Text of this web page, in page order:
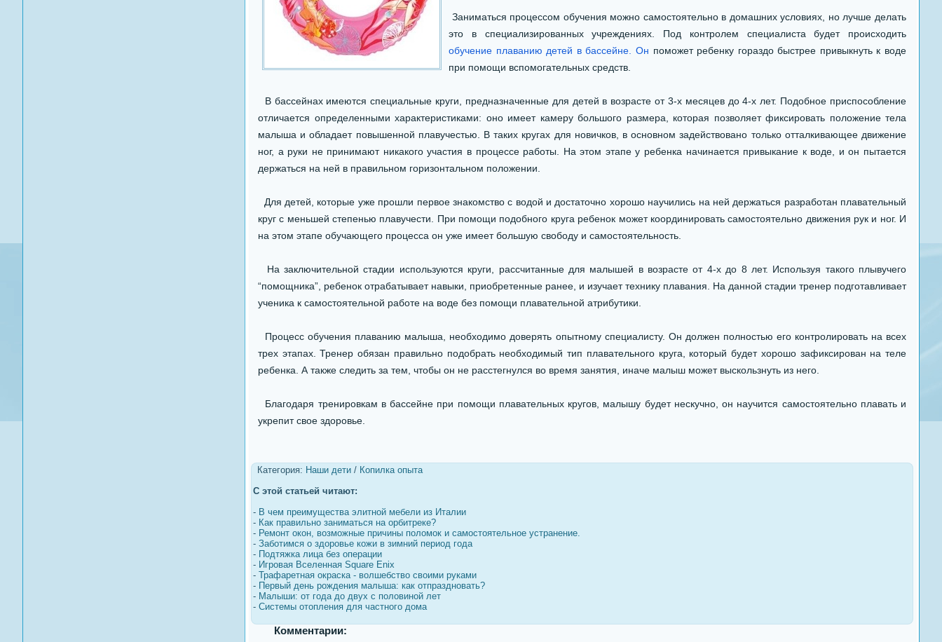
Заниматься процессом обучения можно самостоятельно в домашних условиях, но лучше делать
это в специализированных учреждениях. Под контролем специалиста будет происходить
обучение плаванию детей в бассейне. Он поможет ребенку гораздо быстрее привыкнуть к воде
при помощи вспомогательных средств.
В бассейнах имеются специальные круги, предназначенные для детей в возрасте от 3-х месяцев до 4-х лет. Подобное приспособление
отличается определенными характеристиками: оно имеет камеру большого размера, которая позволяет фиксировать положение тела
малыша и обладает повышенной плавучестью. В таких кругах для новичков, в основном задействовано только отталкивающее движение
ног, а руки не принимают никакого участия в процессе работы. На этом этапе у ребенка начинается привыкание к воде, и он пытается
держаться на ней в правильном горизонтальном положении.
Для детей, которые уже прошли первое знакомство с водой и достаточно хорошо научились на ней держаться разработан плавательный
круг с меньшей степенью плавучести. При помощи подобного круга ребенок может координировать самостоятельно движения рук и ног. И
на этом этапе обучающего процесса он уже имеет большую свободу и самостоятельность.
На заключительной стадии используются круги, рассчитанные для малышей в возрасте от 4-х до 8 лет. Используя такого плывучего
“помощника”, ребенок отрабатывает навыки, приобретенные ранее, и изучает технику плавания. На данной стадии тренер подготавливает
ученика к самостоятельной работе на воде без помощи плавательной атрибутики.
Процесс обучения плаванию малыша, необходимо доверять опытному специалисту. Он должен полностью его контролировать на всех
трех этапах. Тренер обязан правильно подобрать необходимый тип плавательного круга, который будет хорошо зафиксирован на теле
ребенка. А также следить за тем, чтобы он не расстегнулся во время занятия, иначе малыш может выскользнуть из него.
Благодаря тренировкам в бассейне при помощи плавательных кругов, малышу будет нескучно, он научится самостоятельно плавать и
укрепит свое здоровье.
Категория: Наши дети / Копилка опыта
С этой статьей читают:
- В чем преимущества элитной мебели из Италии
- Как правильно заниматься на орбитреке?
- Ремонт окон, возможные причины поломок и самостоятельное устранение.
- Заботимся о здоровье кожи в зимний период года
- Подтяжка лица без операции
- Игровая Вселенная Square Enix
- Трафаретная окраска - волшебство своими руками
- Первый день рождения малыша: как отпраздновать?
- Малыши: от года до двух с половиной лет
- Системы отопления для частного дома
Комментарии: